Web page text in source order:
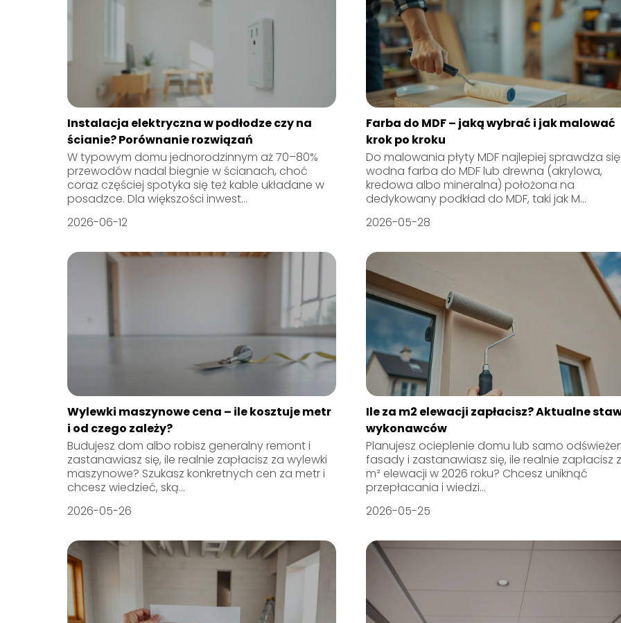
Instalacja elektryczna w podłodze czy na
ścianie? Porównanie rozwiązań
W typowym domu jednorodzinnym aż 70–80%
przewodów nadal biegnie w ścianach, choć
coraz częściej spotyka się też kable układane w
posadzce. Dla większości inwest...
2026-06-12
Farba do MDF – jaką wybrać i jak malować
krok po kroku
Do malowania płyty MDF najlepiej sprawdza się
wodna farba do MDF lub drewna (akrylowa,
kredowa albo mineralna) położona na
dedykowany podkład do MDF, taki jak M...
2026-05-28
Wylewki maszynowe cena – ile kosztuje metr
i od czego zależy?
Budujesz dom albo robisz generalny remont i
zastanawiasz się, ile realnie zapłacisz za wylewki
maszynowe? Szukasz konkretnych cen za metr i
chcesz wiedzieć, ską...
2026-05-26
Ile za m2 elewacji zapłacisz? Aktualne
wykonawców
Planujesz ocieplenie domu lub samo
fasady i zastanawiasz się, ile realnie zapłacisz
m² elewacji w 2026 roku? Chcesz uniknąć
przepłacania i wiedzi...
2026-05-25